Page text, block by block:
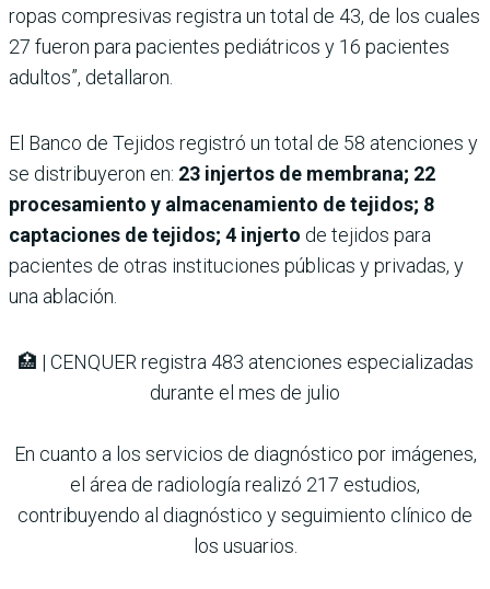
ropas compresivas registra un total de 43, de los cuales
27 fueron para pacientes pediátricos y 16 pacientes
adultos”, detallaron.
El Banco de Tejidos registró un total de 58 atenciones y
se distribuyeron en: 23 injertos de membrana; 22
procesamiento y almacenamiento de tejidos; 8
captaciones de tejidos; 4 injerto de tejidos para
pacientes de otras instituciones públicas y privadas, y
una ablación.
🏥 | CENQUER registra 483 atenciones especializadas
durante el mes de julio
En cuanto a los servicios de diagnóstico por imágenes,
el área de radiología realizó 217 estudios,
contribuyendo al diagnóstico y seguimiento clínico de
los usuarios.